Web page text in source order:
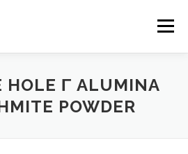
Menu
CATALYST-CARRIER
HOLE Γ ALUMINA
POWDER